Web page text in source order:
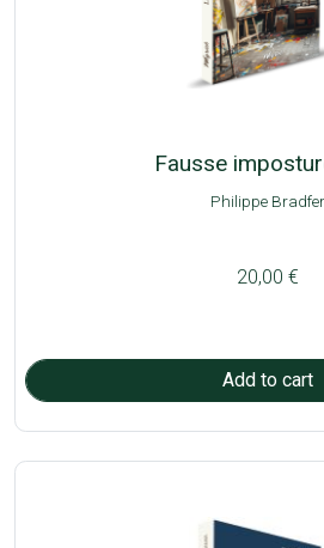
Fausse
Philippe Bradfer
20,00 €